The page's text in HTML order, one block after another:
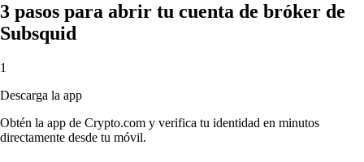
3 pasos para abrir tu cuenta de bróker de
Subsquid
1
Descarga la app
Obtén la app de Crypto.com y verifica tu identidad en minutos
directamente desde tu móvil.